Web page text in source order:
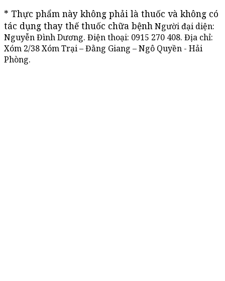
* Thực phẩm này không phải là thuốc và không có
tác dụng thay thế thuốc chữa bệnh Người đại diện:
Nguyễn Đình Dương. Điện thoại: 0915 270 408. Địa chỉ:
Xóm 2/38 Xóm Trại – Đằng Giang – Ngô Quyền - Hải
Phòng.